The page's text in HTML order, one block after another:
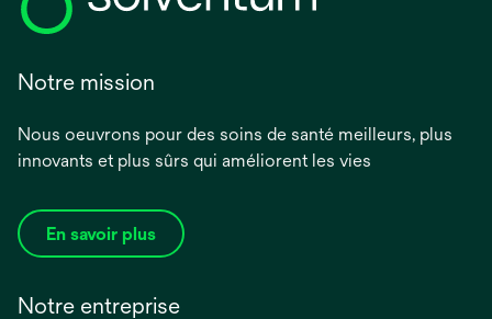
Notre mission
Nous oeuvrons pour des soins de santé meilleurs, plus
innovants et plus sûrs qui améliorent les vies
En savoir plus
Notre entreprise